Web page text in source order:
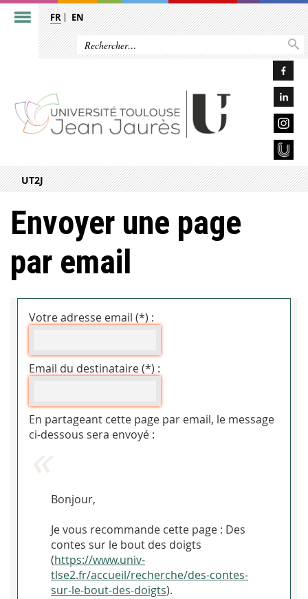
FR EN
UT2J
Envoyer une page
par email
Votre adresse email (*) :
Email du destinataire (*) :
En partageant cette page par email, le message
ci-dessous sera envoyé :
Bonjour,
Je vous recommande cette page : Des
contes sur le bout des doigts
(https://www.univ-
tlse2.fr/accueil/recherche/des-contes-
sur-le-bout-des-doigts).